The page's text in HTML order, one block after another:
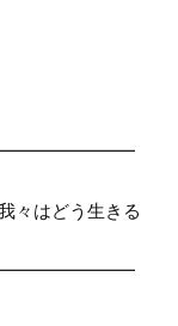
々はどう生きる